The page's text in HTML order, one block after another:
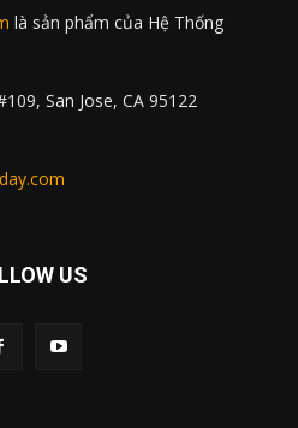
là sản phẩm của Hệ Thống
San Jose, CA 95122
US